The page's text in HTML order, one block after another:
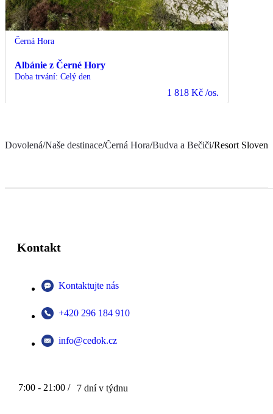
Černá Hora
Albánie z Černé Hory
Doba trvání: Celý den
1 818 Kč /os.
Dovolená/Naše destinace/Černá Hora/Budva a Bečiči/Resort
Kontakt
Kontaktujte nás
+420 296 184 910
info@cedok.cz
7:00 - 21:00 / 7 dní v týdnu